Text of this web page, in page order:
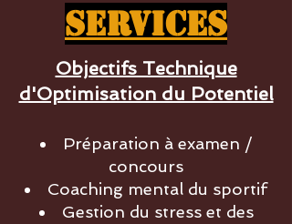
Services
Objectifs Technique
d'Optimisation du Potentiel
Préparation à examen /
concours
Coaching mental du sportif
Gestion du stress et des